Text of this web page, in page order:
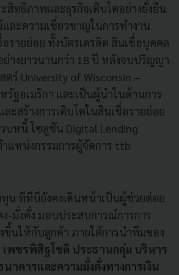
สิทธิภาพและธุรกิจเติบโตอย่างยั่งยืน
ละความเชี่ยวชาญในการทำงาน
ายย่อย ทั้งบัตรเครดิต สินเชื่อบุคคล
างยาวนานกว่า 18 ปี หลังจบปริญญา
ตร์ University of Wisconsin –
รัฐอเมริกา และเป็นผู้นำในด้านการ
ะสร้างการเติบโตในสินเชื่อรายย่อย
บหนี้ โซลูชัน Digital Lending
แหน่งกรรมการผู้จัดการ ttb
น ทีทีบียังคงเดินหน้าเป็นผู้ช่วยต่อย
-มั่งคั่ง มอบประสบการณ์การการ
นให้กับลูกค้า ภายใต้การนำทีมของ
พชรพิสิฐโชติ ประธานกลุ่ม บริหาร
าคารและความมั่งคั่งทางการเงิน